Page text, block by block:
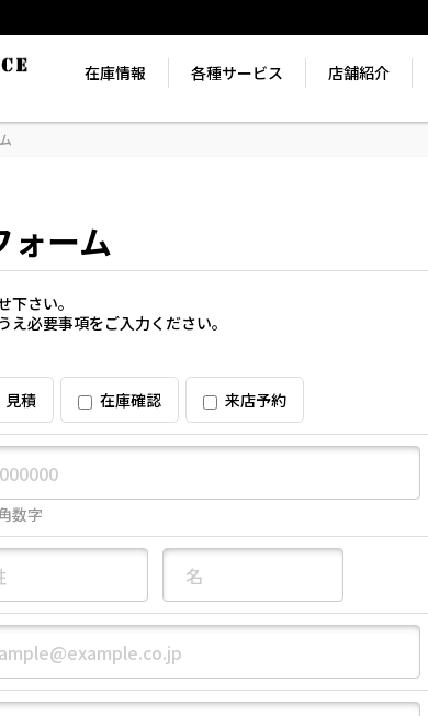
在庫情報 各種サービス 店舗紹介
ォーム
さい。
え必要事項をご入力ください。
見積 在庫確認 来店予約
数字